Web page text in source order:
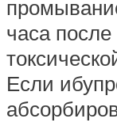
часа
Если